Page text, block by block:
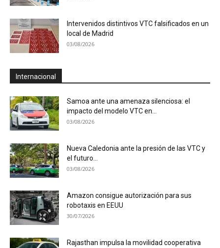
Intervenidos distintivos VTC falsificados en un
local de Madrid
03/08/2026
Internacional
Samoa ante una amenaza silenciosa: el
impacto del modelo VTC en...
03/08/2026
Nueva Caledonia ante la presión de las VTC y
el futuro...
03/08/2026
Amazon consigue autorización para sus
robotaxis en EEUU
30/07/2026
Rajasthan impulsa la movilidad cooperativa